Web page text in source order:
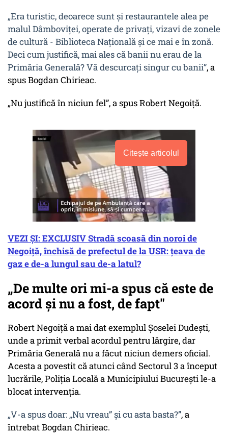
„Era turistic, deoarece sunt și restaurantele alea pe
malul Dâmboviței, operate de privați, vizavi de zonele
de cultură - Biblioteca Națională și ce mai e în zonă.
Deci cum justifică, mai ales că banii nu erau de la
Primăria Generală? Vă descurcați singur cu banii”, a
spus Bogdan Chirieac.
„Nu justifică în niciun fel”, a spus Robert Negoiță.
Citește articolul
VEZI ȘI: EXCLUSIV Stradă scoasă din noroi de
Negoiță, închisă de prefectul de la USR: țeava de
gaz e de-a lungul sau de-a latul?
„De multe ori mi-a spus că este de
acord și nu a fost, de fapt"
Robert Negoiță a mai dat exemplul Șoselei Dudești,
unde a primit verbal acordul pentru lărgire, dar
Primăria Generală nu a făcut niciun demers oficial.
Acesta a povestit că atunci când Sectorul 3 a început
lucrările, Poliția Locală a Municipiului București le-a
blocat intervenția.
„V-a spus doar: „Nu vreau”și cu asta basta?”, a
întrebat Bogdan Chirieac.